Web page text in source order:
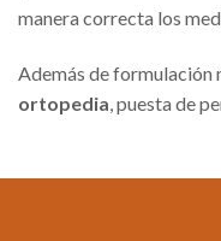
manera correcta los
Además de formulación
ortopedia , puesta de